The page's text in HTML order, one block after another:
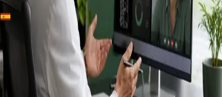
Spain · Especialistas
Conoce a
nuestros
registrados
especialistas.
Especialistas colegiados para ejercer en Spain,